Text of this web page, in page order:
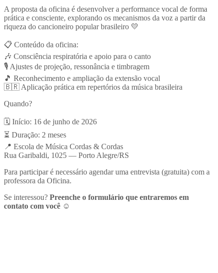
A proposta da oficina é desenvolver a performance vocal de forma
prática e consciente, explorando os mecanismos da voz a partir da
riqueza do cancioneiro popular brasileiro 💛
📋 Conteúdo da oficina:
🎶 Consciência respiratória e apoio para o canto
🎙 Ajustes de projeção, ressonância e timbragem
🎵 Reconhecimento e ampliação da extensão vocal
🇧🇷 Aplicação prática em repertórios da música brasileira
Quando?
🗓 Início: 16 de junho de 2026
⏳ Duração: 2 meses
📍 Escola de Música Cordas & Cordas
Rua Garibaldi, 1025 — Porto Alegre/RS
Para participar é necessário agendar uma entrevista (gratuita) com a
professora da Oficina.
Se interessou? Preenche o formulário que entraremos em
contato com você ☺️